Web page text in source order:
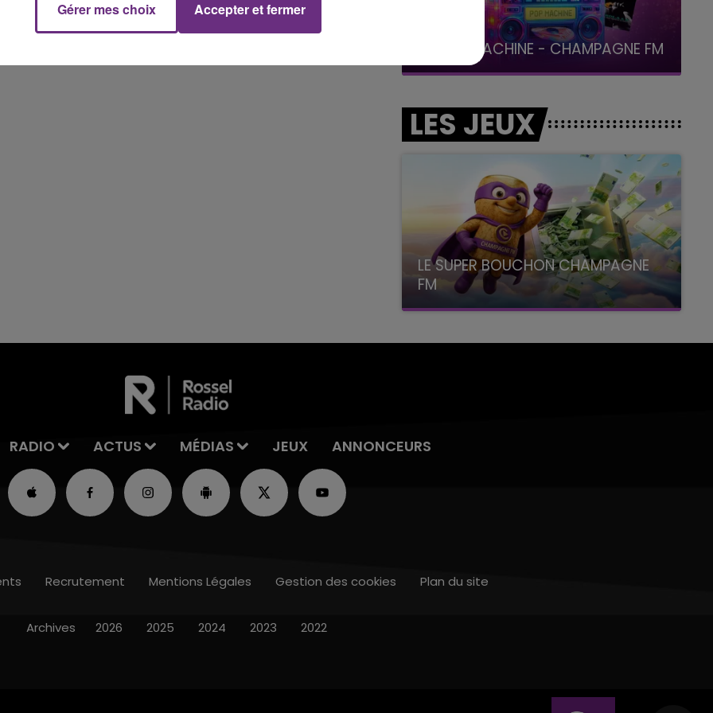
15h00 - 19h00
LA POP MACHINE - CHAMPAGNE FM
LES JEUX
LE SUPER BOUCHON CHAMPAGNE
FM
avec La Famille Champagne FM, à 8H10
RADIO ACTUS MÉDIAS JEUX ANNONCEURS
Recrutement Mentions Légales Gestion des cookies Plan du site
Archives 2026 2025 2024 2023 2022
Gérer mes choix Accepter et fermer